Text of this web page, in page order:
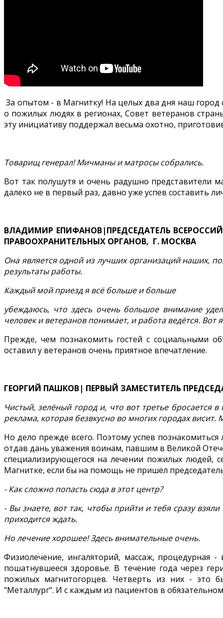
За опытом - в Магнитку! На целых два дня наш город
о пожилых людях в регионах, Совет ветеранов
эту инициативу поддержал весьма охотно,
Товарищ генерал! Мичманы и матросы собрались.
Вот так полушутя и очень радушно представители
далеко не в первый раз, давно уже успев составить
ВЛАДИМИР ЕПИФАНОВ|ПРЕДСЕДАТЕЛЬ
ПРАВООХРАНИТЕЛЬНЫХ ОРГАНОВ, Г. МОСКВА
Она является одной из лучших организаций наших,
результаты работы.
Каждый мой приезд я всё больше и больше
убеждаюсь, что здесь очень большое внимание
человек и ветеранов понимает, и работа ведётся. Вот
Прежде, чем познакомить гостей с социальными
оставил у ветеранов очень приятное впечатление.
ГЕОРГИЙ ПАШКОВ| ПЕРВЫЙ ЗАМЕСТИТЕЛЬ
Чистый, зелёный город и, что вот третье бросается
реклама, которая безвкусно во многих городах висит.
Но дело прежде всего. Поэтому успев
отдав дань уважения воинам, павшим в Великой
специализирующегося на лечении пожилых людей,
Магнитке, если бы на помощь не пришёл
- Как сложно попасть сюда в этот центр?
- Вы знаете, вот так, чтобы прийти и тебя сразу
приходится ждать.
Но лечение хорошее! Здесь внимательные очень.
Физиолечение, ингаляторий, массаж, процедурная
пошатнувшееся здоровье. В течение года через
пожилых магнитогорцев. Четверть из них - это
"Металлург". И с каждым из пациентов в